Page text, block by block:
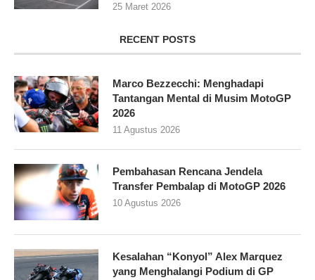
25 Maret 2026
RECENT POSTS
Marco Bezzecchi: Menghadapi
Tantangan Mental di Musim MotoGP
2026
11 Agustus 2026
Pembahasan Rencana Jendela
Transfer Pembalap di MotoGP 2026
10 Agustus 2026
Kesalahan “Konyol” Alex Marquez
yang Menghalangi Podium di GP